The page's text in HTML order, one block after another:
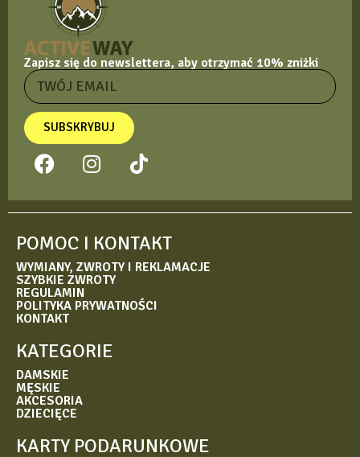
Zapisz się do newslettera, aby otrzymać 10% zniżki
SUBSKRYBUJ
POMOC I KONTAKT
WYMIANY, ZWROTY I REKLAMACJE
SZYBKIE ZWROTY
REGULAMIN
POLITYKA PRYWATNOŚCI
KONTAKT
KATEGORIE
DAMSKIE
MĘSKIE
AKCESORIA
DZIECIĘCE
KARTY PODARUNKOWE